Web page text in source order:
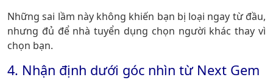
Những sai lầm này không khiến bạn bị loại ngay từ đầu,
nhưng đủ để nhà tuyển dụng chọn người khác thay vì
chọn bạn.
4. Nhận định dưới góc nhìn từ Next Gem